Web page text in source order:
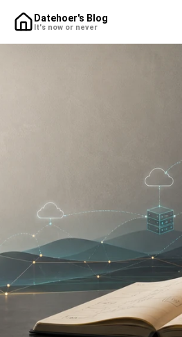
Datehoer's Blog
It's now or never